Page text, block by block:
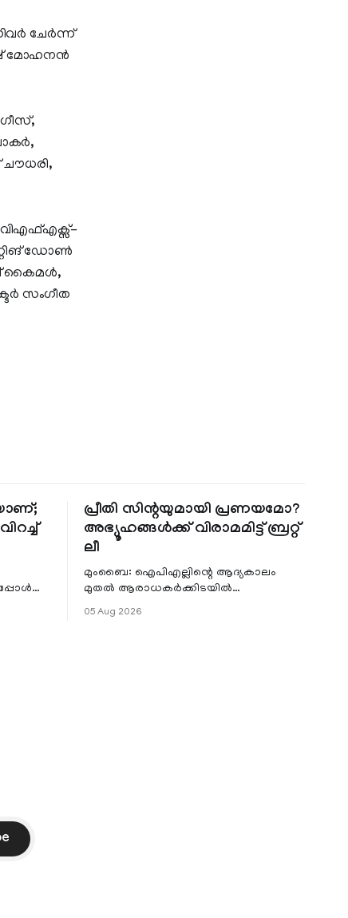
ചേർന്ന്
മോഹനൻ
ഡോൺ
കൈമൾ,
സംഗീത
പ്രീതി സിന്റയുമായി പ്രണയമോ?
അഭ്യൂഹങ്ങൾക്ക് വിരാമമിട്ട് ബ്രറ്റ്
ലീ
മുംബൈ: ഐപിഎല്ലിന്റെ ആദ്യകാലം
മുതൽ ആരാധകർക്കിടയിൽ
പ്രണയ അഭ്യൂഹങ്ങൾ തള്ളി മുൻ
05 Aug 2026